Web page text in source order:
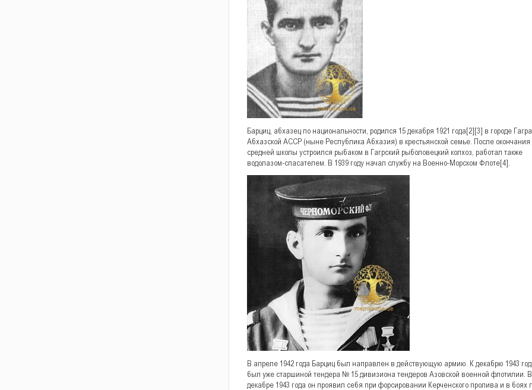
Барциц, абхазец по национальности, родился 15 декабря 1921 года[2][3] в городе
Абхазской АССР (ныне Республика Абхазия) в крестьянской семье. После окончания
средней школы устроился рыбаком в Гагрский рыболовецкий колхоз, работал также
водолазом-спасателем. В 1939 году начал службу на Военно-Морском Флоте[4].
В апреле 1942 года Барциц был направлен в действующую армию. К декабрю 1943
был уже старшиной тендера № 15 дивизиона тендеров Азовской военной флотилии. В
декабре 1943 года он проявил себя при форсировании Керченского пролива и в боях